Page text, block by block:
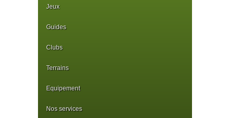
Jeux
Guides
Clubs
Terrains
Equipement
Nos services